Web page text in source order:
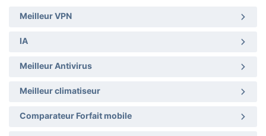
Meilleur VPN
IA
Meilleur Antivirus
Meilleur climatiseur
Comparateur Forfait mobile